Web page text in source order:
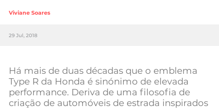
Lifestyle
Sociedade
Negócios
Mundial 2026
Viviane Soares
29 Jul, 2018
Há mais de duas décadas que o emblema
Type R da Honda é sinónimo de elevada
performance. Deriva de uma filosofia de
criação de automóveis de estrada inspirados